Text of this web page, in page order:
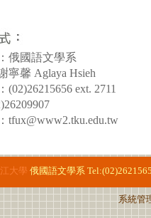
俄國語文學系
寧馨 Aglaya Hsieh
(02)26215656 ext. 2711
tfux@www2.tku.edu.tw
大學 俄國語文學系
系統管